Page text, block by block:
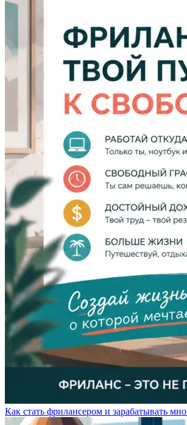
Как стать фрилансером и зарабатывать